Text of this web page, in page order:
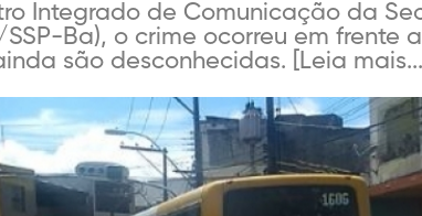
Integrado de Comunicação da
Ba), o crime ocorreu em frente
são desconhecidas. [Leia mais...]